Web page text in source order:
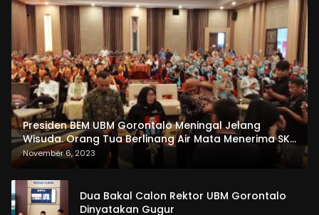
Presiden BEM UBM Gorontalo Meningal Jelang
Wisuda. Orang Tua Berlinang Air Mata Menerima SKL
dan Pemasangan Salempang
November 6, 2023
Dua Bakal Calon Rektor UBM Gorontalo
Dinyatakan Gugur